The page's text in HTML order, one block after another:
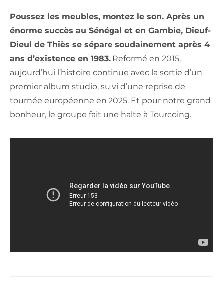
Poussez les meubles, montez le son. Après un
énorme succès au Sénégal et en Gambie, Dieuf-
Dieul de Thiès se sépare soudainement après 4
ans d’existence en 1983. Reformé en 2015,
aujourd’hui l’histoire continue avec la sortie d’un
premier album studio, suivi d’une reprise de
tournée européenne en 2025. Et pour notre grand
bonheur, le groupe fait une halte à Tourcoing.